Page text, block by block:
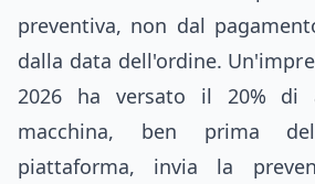
preventiva, non dal
dalla data dell'ordine.
2026 ha versato il 20% di
macchina, ben prima
piattaforma, invia la